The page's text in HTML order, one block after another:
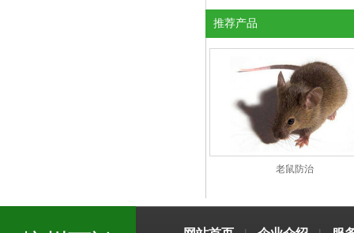
推荐产品
老鼠防治